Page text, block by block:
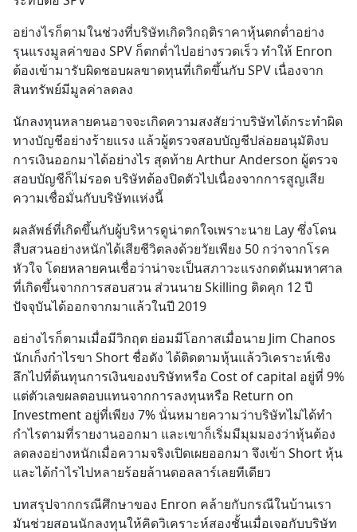
อย่างไรก็ตามในช่วงที่บริษัทเกิดวิกฤติราคาหุ้นตกต่ำอย่าง
รุนแรงมูลค่าของ SPV ก็ตกต่ำไปอย่างรวดเร็ว ทำให้ Enron
ต้องเข้ามารับผิดชอบผลขาดทุนที่เกิดขึ้นกับ SPV เนื่องจาก
สินทรัพย์มีมูลค่าลดลง
นักลงทุนหลายคนอาจจะเกิดความสงสัยว่าบริษัทได้กระทำผิด
ทางบัญชีอย่างร้ายแรง แล้วผู้ตรวจสอบบัญชีปล่อยอนุมัติงบ
การเงินออกมาได้อย่างไร สุดท้าย Arthur Anderson ผู้ตรวจ
สอบบัญชีก็ไม่รอด บริษัทต้องปิดตัวไปเนื่องจากการสูญเสีย
ความเชื่อมั่นกับบริษัทแห่งนี้
ผลลัพธ์ที่เกิดขึ้นกับผู้บริหารดูน่าตกใจเพราะนาย Lay ซึ่งโดน
สืบสวนอย่างหนักได้เสียชีวิตลงด้วยวัยเพียง 50 กว่าจากโรค
หัวใจ โดยหลายคนเชื่อว่าน่าจะเป็นสภาวะแรงกดดันมหาศาล
ที่เกิดขึ้นจากการสอบสวน ส่วนนาย Skilling ติดคุก 12 ปี
ปัจจุบันได้ออกจากมาแล้วในปี 2019
อย่างไรก็ตามเมื่อมีวิกฤต ย่อมมีโอกาสเมื่อนาย Jim Chanos
นักเก็งกำไรขา Short ชื่อดัง ได้ติดตามหุ้นแล้ววิเคราะห์เชิง
ลึกไปที่ต้นทุนการเงินของบริษัทหรือ Cost of capital อยู่ที่ 9%
แต่ตัวเลขผลตอบแทนจากการลงทุนหรือ Return on
Investment อยู่ที่เพียง 7% นั่นหมายความว่าบริษัทไม่ได้ทำ
กำไรตามที่รายงานออกมา และเขาก็เริ่มมีมุมมองว่าหุ้นต้อง
ลดลงอย่างหนักเมื่อความจริงเปิดเผยออกมา จึงเข้า Short หุ้น
และได้กำไรไปหลายร้อยล้านดอลลาร์เลยทีเดียว
บทสรุปจากกรณีศึกษาของ Enron คล้ายกับกรณีในบ้านเรา
มันช่วยสอนนักลงทุนให้คิดวิเคราะห์สองชั้นเมื่อเจอกับบริษัท